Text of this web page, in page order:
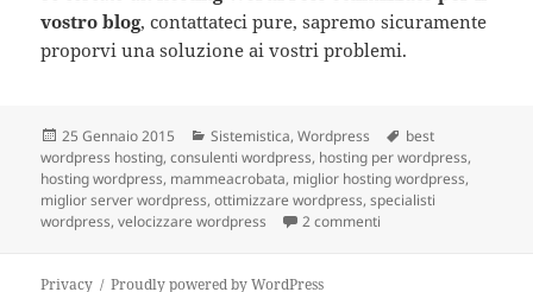
vostro blog, contattateci pure, sapremo sicuramente
proporvi una soluzione ai vostri problemi.
Scritto
il
25 Gennaio 2015 Categorie
Sistemistica,Wordpress Tag
best
wordpress hosting,consulenti wordpress, hosting per wordpress,
hosting wordpress, mammeacrobata, miglior hosting wordpress,
miglior server wordpress,ottimizzare wordpress,specialisti
wordpress,velocizzare wordpress 2 commenti
Privacy Proudly powered by WordPress